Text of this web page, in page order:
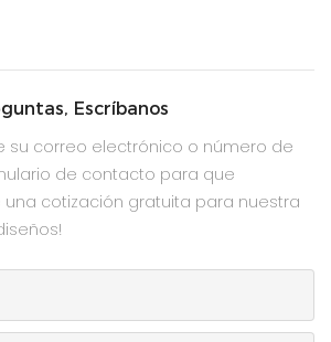
Escríbanos
su correo electrónico o número de
de contacto para que
cotización gratuita para nuestra